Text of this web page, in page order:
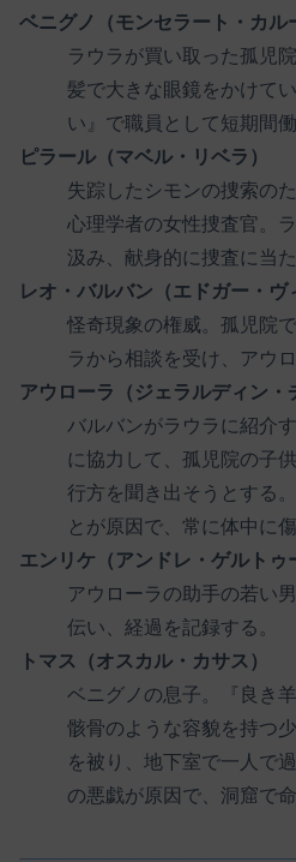
ベニグノ（モンセラート・カル
ラウラが買い取った孤児
髪で大きな眼鏡をかけて
い』で職員として短期間働
ピラール（マベル・リベラ）
失踪したシモンの捜索の
心理学者の女性捜査官。
汲み、献身的に捜査に当た
レオ・バルバン（エドガー・ヴ
怪奇現象の権威。孤児院
ラから相談を受け、アウ
アウローラ（ジェラルディン・
バルバンがラウラに紹介
に協力して、孤児院の子
行方を聞き出そうとする
とが原因で、常に体中に
エンリケ（アンドレ・ゲルトゥ
アウローラの助手の若い
伝い、経過を記録する。
トマス（オスカル・カサス）
ベニグノの息子。『良き
骸骨のような容貌を持つ
を被り、地下室で一人で
の悪戯が原因で、洞窟で命